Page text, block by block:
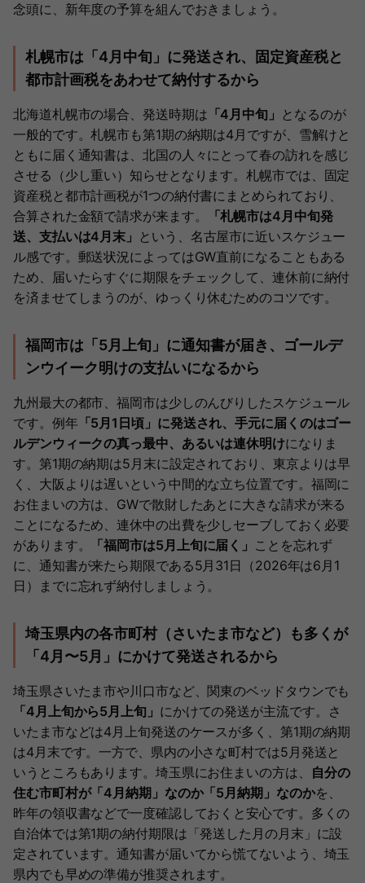
念頭に、新年度の予算を組んでおきましょう。
札幌市は「4月中旬」に発送され、固定資産税と
都市計画税をあわせて納付するから
北海道札幌市の場合、発送時期は 「4月中旬」 となるのが
一般的です。札幌市も第1期の納期は4月ですが、雪解けと
ともに届く通知書は、北国の人々にとって春の訪れを感じ
させる（少し重い）知らせとなります。札幌市では、固定
資産税と都市計画税が1つの納付書にまとめられており、
合算された金額で請求が来ます。
「札幌市は4月中旬発
送、支払いは4月末」 という、名古屋市に近いスケジュー
ル感です。郵送状況によってはGW直前になることもある
ため、届いたらすぐに期限をチェックして、連休前に納付
を済ませてしまうのが、ゆっくり休むためのコツです。
福岡市は「5月上旬」に通知書が届き、ゴールデ
ンウイーク明けの支払いになるから
九州最大の都市、福岡市は少しのんびりしたスケジュール
です。例年 「5月1日頃」に発送され、手元に届くのはゴー
ルデンウィークの真っ最中、あるいは連休明けになりま
す。第1期の納期は5月末に設定されており、東京よりは早
く、大阪よりは遅いという中間的な立ち位置です。福岡に
お住まいの方は、GWで散財したあとに大きな請求が来る
ことになるため、連休中の出費を少しセーブしておく必要
があります。
「福岡市は5月上旬に届く」 ことを忘れず
に、通知書が来たら期限である5月31日（2026年は6月1
日）までに忘れず納付しましょう。
埼玉県内の各市町村（さいたま市など）も多くが
「4月〜5月」にかけて発送されるから
埼玉県さいたま市や川口市など、関東のベッドタウンでも
「4月上旬から5月上旬」 にかけての発送が主流です。さ
いたま市などは4月上旬発送のケースが多く、第1期の納期
は4月末です。一方で、県内の小さな町村では5月発送と
いうところもあります。埼玉県にお住まいの方は、
自分の
住む市町村が「4月納期」なのか「5月納期」なのかを、
昨年の領収書などで一度確認しておくと安心です。多くの
自治体では第1期の納付期限は「発送した月の月末」に設
定されています。通知書が届いてから慌てないよう、埼玉
県内でも早めの準備が推奨されます。